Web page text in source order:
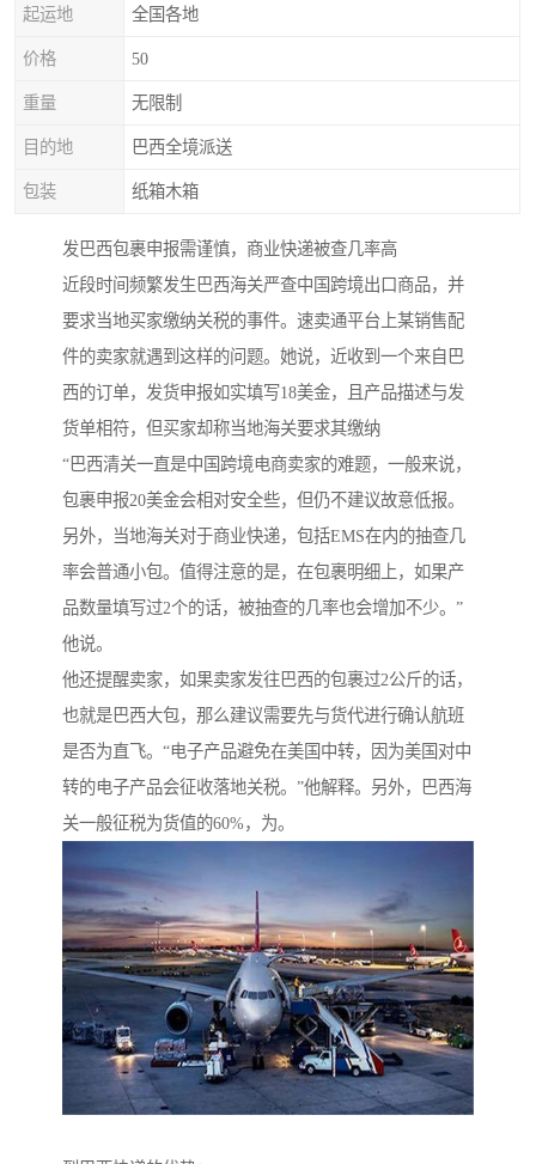
起运地 全国各地
价格 50
重量 无限制
目的地 巴西全境派送
包装 纸箱木箱
发巴西包裹申报需谨慎，商业快递被查几率高
近段时间频繁发生巴西海关严查中国跨境出口商品，并
要求当地买家缴纳关税的事件。速卖通平台上某销售配
件的卖家就遇到这样的问题。她说，近收到一个来自巴
西的订单，发货申报如实填写18美金，且产品描述与发
货单相符，但买家却称当地海关要求其缴纳
“巴西清关一直是中国跨境电商卖家的难题，一般来说，
包裹申报20美金会相对安全些，但仍不建议故意低报。
另外，当地海关对于商业快递，包括EMS在内的抽查几
率会普通小包。值得注意的是，在包裹明细上，如果产
品数量填写过2个的话，被抽查的几率也会增加不少。”
他说。
他还提醒卖家，如果卖家发往巴西的包裹过2公斤的话，
也就是巴西大包，那么建议需要先与货代进行确认航班
是否为直飞。“电子产品避免在美国中转，因为美国对中
转的电子产品会征收落地关税。”他解释。另外，巴西海
关一般征税为货值的60%，为。